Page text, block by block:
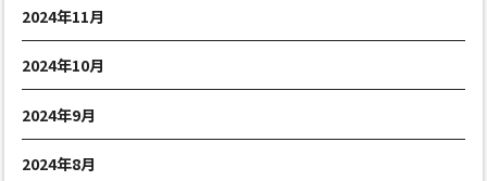
2024年11月
2024年10月
2024年9月
2024年8月